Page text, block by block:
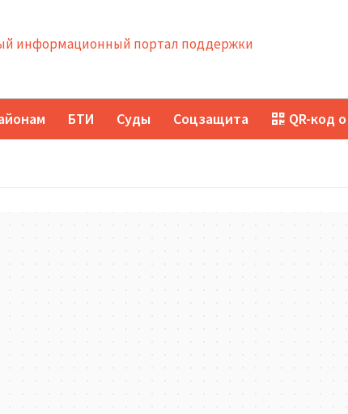
информационный портал поддержки
БТИ Суды Соцзащита QR-код